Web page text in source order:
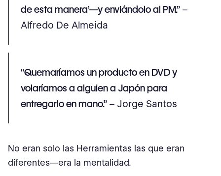
de esta manera’—y enviándolo al PM.” –
Alfredo De Almeida
“Quemaríamos un producto en DVD y
volaríamos a alguien a Japón para
entregarlo en mano.” – Jorge Santos
No eran solo las Herramientas las que eran
diferentes—era la mentalidad.